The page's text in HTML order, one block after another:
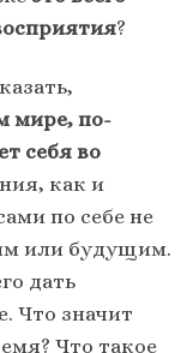
?
мире, по-
себя во
как и
по себе не
или будущим.
дать
Что значит
Что такое